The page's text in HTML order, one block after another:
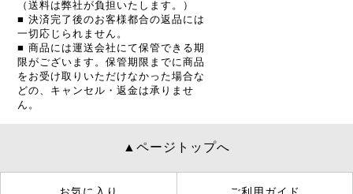
（送料は弊社が負担いたします。）
■ 決済完了後のお客様都合の返品には
一切応じられません。
■ 商品には運送会社にて保管できる期
限がございます。保管期限までに商品
をお受け取りいただけなかった場合な
どの、キャンセル・返金は承りませ
ん。
▲ページトップへ